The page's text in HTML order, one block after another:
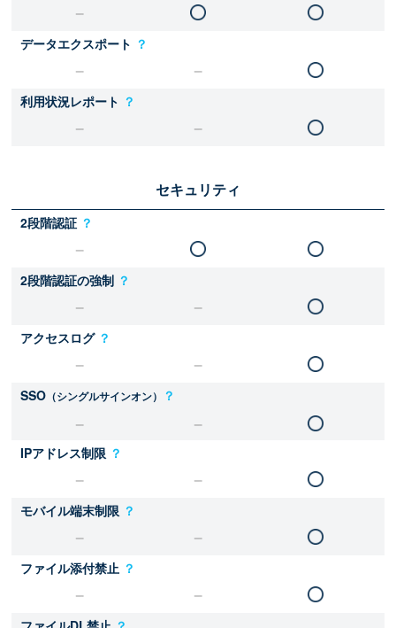
データエクスポート ？
利用状況レポート ？
セキュリティ
2段階認証 ？
2段階認証の強制 ？
アクセスログ ？
SSO （シングルサインオン） ？
IPアドレス制限 ？
モバイル端末制限 ？
ファイル添付禁止 ？